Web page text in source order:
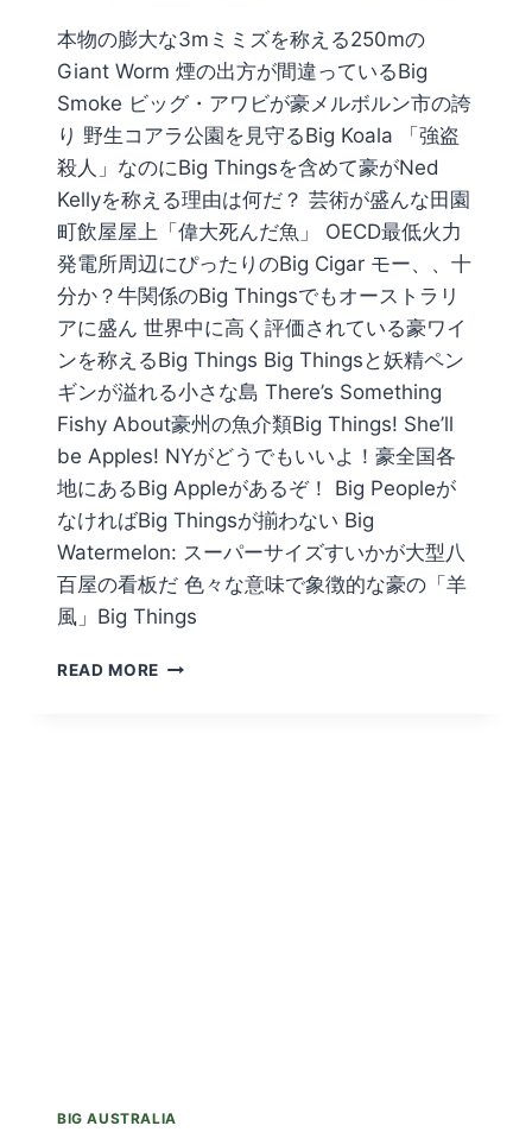
本物の膨大な3mミミズを称える250mの
Giant Worm 煙の出方が間違っているBig
Smoke ビッグ・アワビが豪メルボルン市の誇
り 野生コアラ公園を見守るBig Koala 「強盗
殺人」なのにBig Thingsを含めて豪がNed
Kellyを称える理由は何だ？ 芸術が盛んな田園
町飲屋屋上「偉大死んだ魚」 OECD最低火力
発電所周辺にぴったりのBig Cigar モー、、十
分か？牛関係のBig Thingsでもオーストラリ
アに盛ん 世界中に高く評価されている豪ワイ
ンを称えるBig Things Big Thingsと妖精ペン
ギンが溢れる小さな島 There’s Something
Fishy About豪州の魚介類Big Things! She’ll
be Apples! NYがどうでもいいよ！豪全国各
地にあるBig Appleがあるぞ！ Big Peopleが
なければBig Thingsが揃わない Big
Watermelon: スーパーサイズすいかが大型八
百屋の看板だ 色々な意味で象徴的な豪の「羊
風」Big Things
READ MORE BIG
BIG AUSTRALIA